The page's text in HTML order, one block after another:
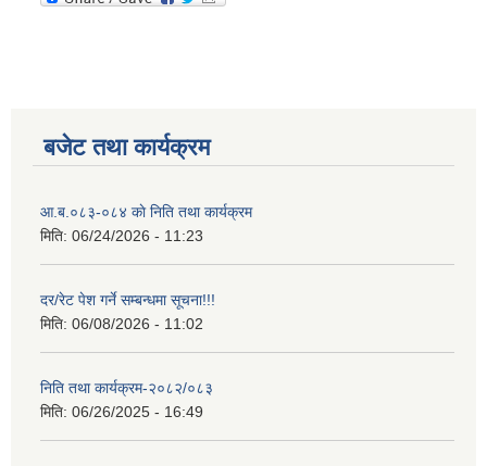
बजेट तथा कार्यक्रम
आ.ब.०८३-०८४ काे निति तथा कार्यक्रम
मिति: 06/24/2026 - 11:23
दर/रेट पेश गर्ने सम्बन्धमा सूचना!!!
मिति: 06/08/2026 - 11:02
निति तथा कार्यक्रम-२०८२/०८३
मिति: 06/26/2025 - 16:49